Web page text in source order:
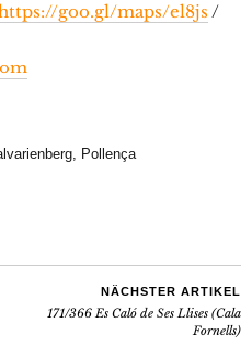
goo.gl/maps/el8js /
, Pollença
NÄCHSTER ARTIKEL
171/366 Es Caló de Ses Llises (Cala
Fornells)